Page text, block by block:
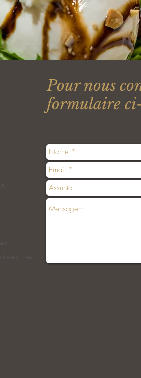
Pour nous
formulaire ci-
les